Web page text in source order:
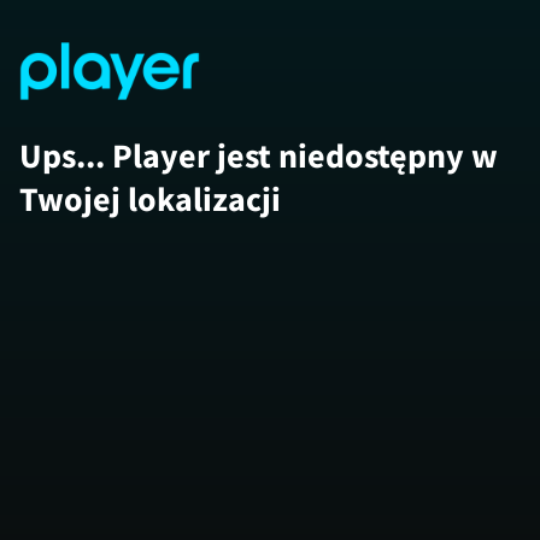
Ups... Player jest niedostępny w
Twojej lokalizacji